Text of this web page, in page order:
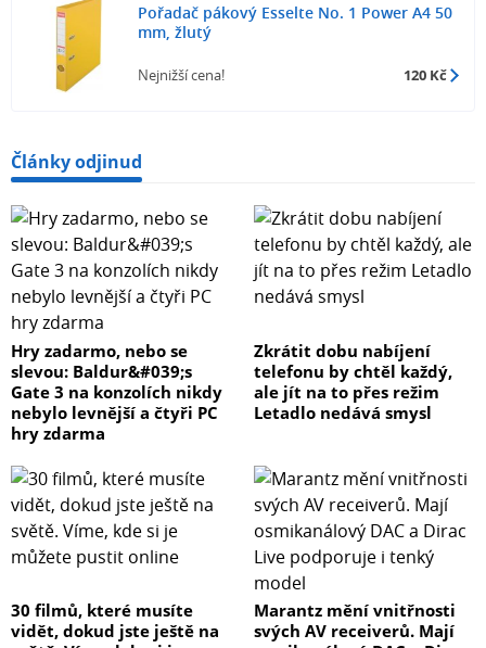
Pořadač pákový Esselte No. 1 Power A4 50
mm, žlutý
Nejnižší cena! 120 Kč
Články odjinud
Hry zadarmo, nebo se
slevou: Baldur&#039;s
Gate 3 na konzolích nikdy
nebylo levnější a čtyři PC
hry zdarma
Zkrátit dobu nabíjení
telefonu by chtěl každý,
ale jít na to přes režim
Letadlo nedává smysl
30 filmů, které musíte
vidět, dokud jste ještě na
Marantz mění vnitřnosti
svých AV receiverů. Mají